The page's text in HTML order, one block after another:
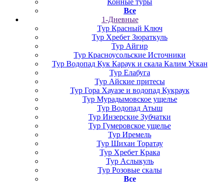
Конные туры
Все
1-Дневные
Тур Красный Ключ
Тур Хребет Зюраткуль
Тур Айгир
Тур Красноусольские Источники
Тур Водопад Кук Караук и скала Калим Ускан
Тур Елабуга
Тур Айские притесы
Тур Гора Хауазе и водопад Кукраук
Тур Мурадымовское ущелье
Тур Водопад Атыш
Тур Инзерские Зубчатки
Тур Гумеровское ущелье
Тур Иремель
Тур Шихан Торатау
Тур Хребет Крака
Тур Аслыкуль
Тур Розовые скалы
Все